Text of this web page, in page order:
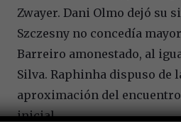
Zwayer. Dani Olmo dejó su
Szczesny no concedía
Barreiro amonestado, al
Silva. Raphinha dispuso de
aproximación del
inicial.